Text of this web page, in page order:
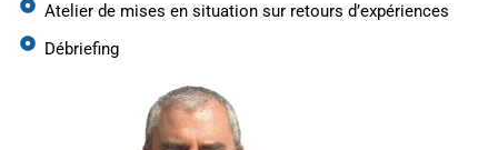
Atelier de mises en situation sur retours d’expériences
Débriefing